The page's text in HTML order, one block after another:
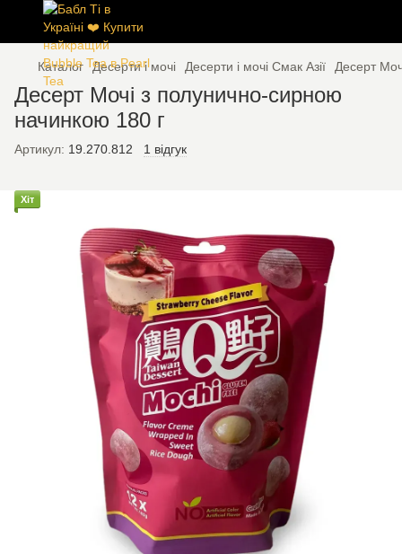
Каталог Десерти і мочі Десерти і мочі Смак Азії Десерт
Десерт Мочі з полунично-сирною
начинкою 180 г
Артикул: 19.270.812 1 відгук
Хіт